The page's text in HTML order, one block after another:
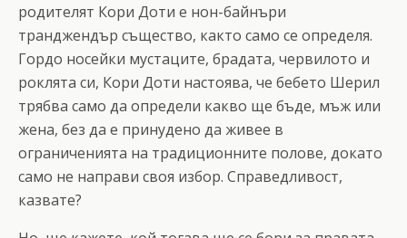
родителят Кори Доти е нон-байнъри
транджендър същество, както само се определя.
Гордо носейки мустаците, брадата, червилото и
роклята си, Кори Доти настоява, че бебето Шерил
трябва само да определи какво ще бъде, мъж или
жена, без да е принудено да живее в
ограниченията на традиционните полове, докато
само не направи своя избор. Справедливост,
казвате?